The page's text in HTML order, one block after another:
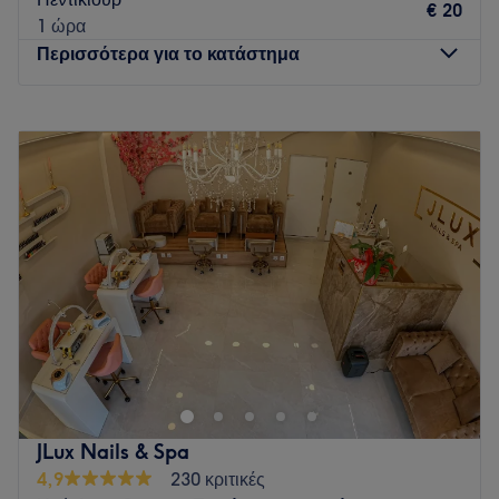
1 ώρα
€ 20
Περισσότερα για το κατάστημα
Τρίτη
09:00
18:00
Τετάρτη
09:00
Πέμπτη
09:00
18:00
Παρασκευή
09:00–
18:00
Σάββατο
10:00–18:00
Κυριακή
Κλειστό
Το Mixcoco στο Ηράκλειο Κρήτης αποτελεί έναν σύγχρονο
προορισμό ομορφιάς και περιποίησης που προσφέρει
ολοκληρωμένες υπηρεσίες για την απόλυτη ανανέωσή σας.
Το εξειδικευμένο κέντρο αισθητικής ξεχωρίζει για την υψηλή
ποιότητα στις υπηρεσίες μανικιούρ και πεντικιούρ, το
επαγγελματικό μακιγιάζ, καθώς και για τις προηγμένες
τεχνικές ημιμόνιμου μακιγιάζ φρυδιών.
JLux Nails & Spa
4,9
230 κριτικές